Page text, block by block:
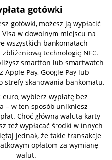
gotówki
gotówki, możesz ją wypłacić
w dowolnym miejscu na
wszystkich bankomatach
zbliżeniową technologię NFC.
smartfon lub smartwatch
Apple Pay, Google Pay lub
strefy skanowania bankomatu.
euro, wybierz wypłatę bez
– w ten sposób unikniesz
Choć główną walutą karty
też wypłacać środki w innych
jednak, że takie transakcje
opłatom za wymianę
walut.